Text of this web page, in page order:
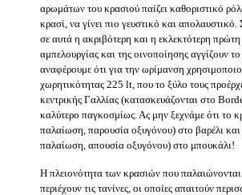
αρωμάτων του κρασιού παίζει καθοριστικό
κρασί, να γίνει πιο γευστικό και
σε αυτά η ακριβότερη και η εκλεκτότερη πρώτη
αμπελουργίας και της οινοποίησης αγγίζουν
αναφέρουμε ότι για την ωρίμανση
χωρητικότητας 225 lt, που το ξύλο τους
κεντρικής Γαλλίας (κατασκευάζονται στο
καλύτερο παγκοσμίως. Ας μην ξεχνάμε ότι το
παλαίωση, παρουσία οξυγόνου) στο βαρέλι
παλαίωση, απουσία οξυγόνου) στο μπουκάλι!
Η πλειονότητα των κρασιών που παλαιώνονται
περιέχουν τις τανίνες, οι οποίες απαιτούν